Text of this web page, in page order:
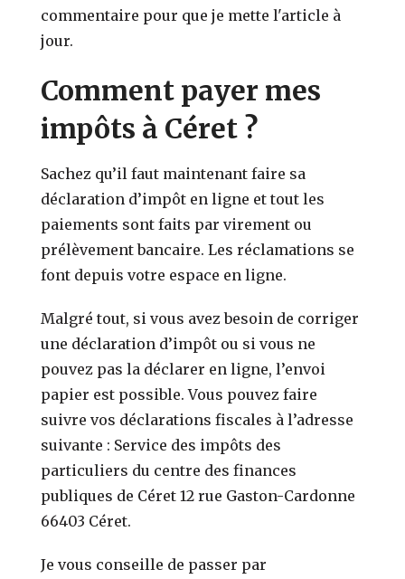
commentaire pour que je mette l'article à
jour.
Comment payer mes
impôts à Céret ?
Sachez qu’il faut maintenant faire sa
déclaration d’impôt en ligne et tout les
paiements sont faits par virement ou
prélèvement bancaire. Les réclamations se
font depuis votre espace en ligne.
Malgré tout, si vous avez besoin de corriger
une déclaration d’impôt ou si vous ne
pouvez pas la déclarer en ligne, l’envoi
papier est possible. Vous pouvez faire
suivre vos déclarations fiscales à l’adresse
suivante : Service des impôts des
particuliers du centre des finances
publiques de Céret 12 rue Gaston-Cardonne
66403 Céret.
Je vous conseille de passer par